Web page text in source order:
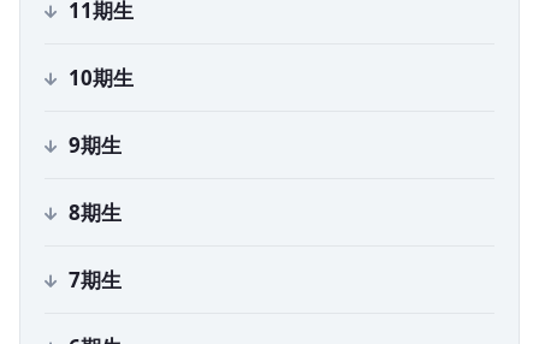
11期生
10期生
9期生
8期生
7期生